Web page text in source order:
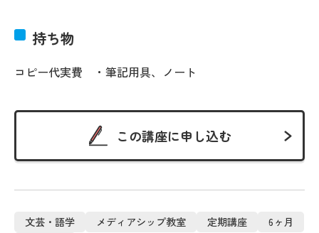
持ち物
コピー代実費 ・筆記用具、ノート
この講座に申し込む
文芸・語学 メディアシップ教室 定期講座
6ヶ月